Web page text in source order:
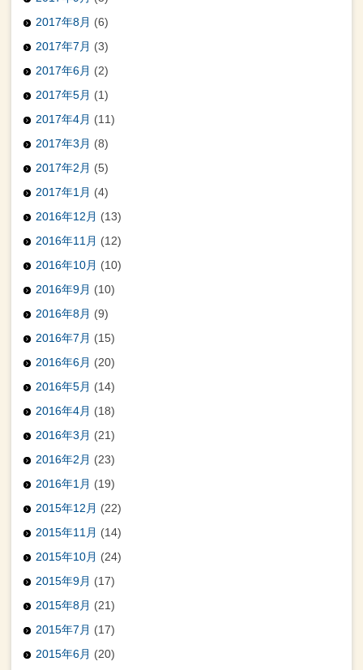
2017年8月 (6)
2017年7月 (3)
2017年6月 (2)
2017年5月 (1)
2017年4月 (11)
2017年3月 (8)
2017年2月 (5)
2017年1月 (4)
2016年12月 (13)
2016年11月 (12)
2016年10月 (10)
2016年9月 (10)
2016年8月 (9)
2016年7月 (15)
2016年6月 (20)
2016年5月 (14)
2016年4月 (18)
2016年3月 (21)
2016年2月 (23)
2016年1月 (19)
2015年12月 (22)
2015年11月 (14)
2015年10月 (24)
2015年9月 (17)
2015年8月 (21)
2015年7月 (17)
2015年6月 (20)